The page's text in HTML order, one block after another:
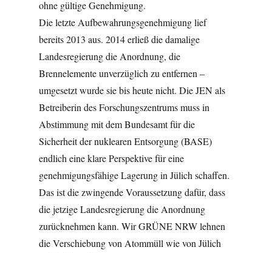
ohne gültige Genehmigung.
Die letzte Aufbewahrungsgenehmigung lief
bereits 2013 aus. 2014 erließ die damalige
Landesregierung die Anordnung, die
Brennelemente unverzüglich zu entfernen –
umgesetzt wurde sie bis heute nicht. Die JEN als
Betreiberin des Forschungszentrums muss in
Abstimmung mit dem Bundesamt für die
Sicherheit der nuklearen Entsorgung (BASE)
endlich eine klare Perspektive für eine
genehmigungsfähige Lagerung in Jülich schaffen.
Das ist die zwingende Voraussetzung dafür, dass
die jetzige Landesregierung die Anordnung
zurücknehmen kann. Wir GRÜNE NRW lehnen
die Verschiebung von Atommüll wie von Jülich